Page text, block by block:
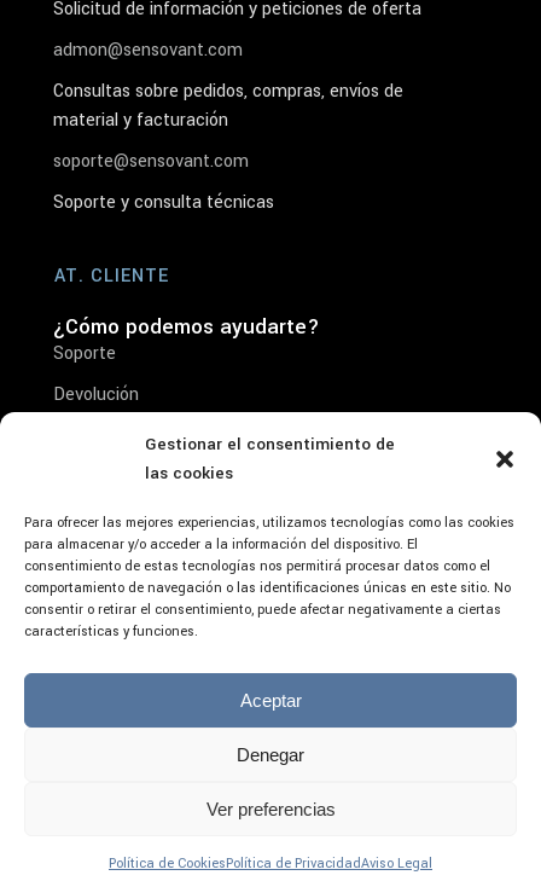
Gestionar el consentimiento de
las cookies
Para ofrecer las mejores experiencias, utilizamos tecnologías como las cookies
para almacenar y/o acceder a la información del dispositivo. El
consentimiento de estas tecnologías nos permitirá procesar datos como el
comportamiento de navegación o las identificaciones únicas en este sitio. No
consentir o retirar el consentimiento, puede afectar negativamente a ciertas
características y funciones.
Aceptar
Denegar
Ver preferencias
Política de CookiesPolítica de PrivacidadAviso Legal
Solicitud de información y peticiones de oferta
admon@sensovant.com
Consultas sobre pedidos, compras, envíos de
material y facturación
soporte@sensovant.com
Soporte y consulta técnicas
AT. CLIENTE
¿Cómo podemos ayudarte?
Soporte
Devolución
Condiciones de venta
Aviso Legal- Condiciones de Uso y Aceptación
del Producto